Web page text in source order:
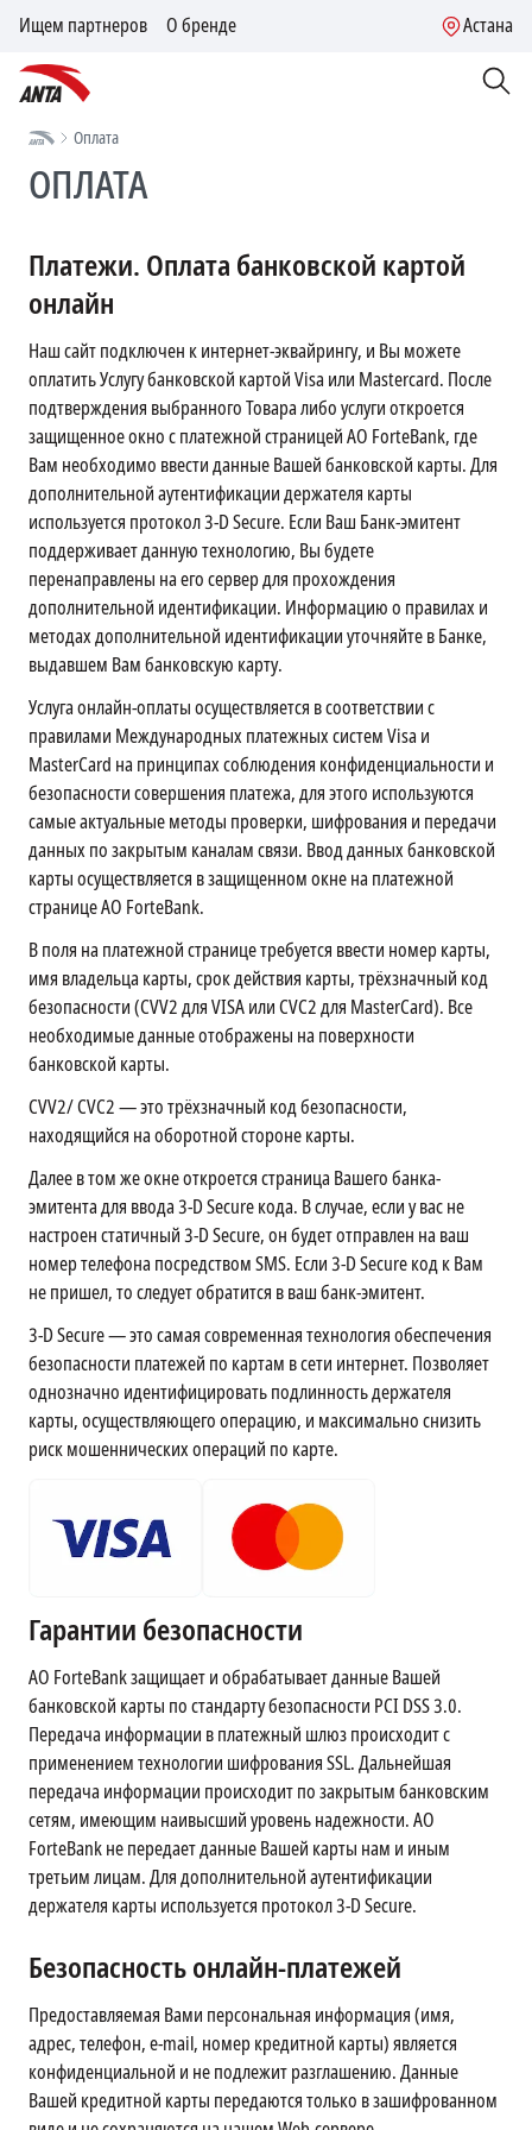
Ищем партнеров О бренде Астана
Оплата
ОПЛАТА
Платежи. Оплата банковской картой
онлайн
Наш сайт подключен к интернет-эквайрингу, и Вы можете
оплатить Услугу банковской картой Visa или Mastercard. После
подтверждения выбранного Товара либо услуги откроется
защищенное окно с платежной страницей АО ForteBank, где
Вам необходимо ввести данные Вашей банковской карты. Для
дополнительной аутентификации держателя карты
используется протокол 3-D Secure. Если Ваш Банк-эмитент
поддерживает данную технологию, Вы будете
перенаправлены на его сервер для прохождения
дополнительной идентификации. Информацию о правилах и
методах дополнительной идентификации уточняйте в Банке,
выдавшем Вам банковскую карту.
Услуга онлайн-оплаты осуществляется в соответствии с
правилами Международных платежных систем Visa и
MasterCard на принципах соблюдения конфиденциальности и
безопасности совершения платежа, для этого используются
самые актуальные методы проверки, шифрования и передачи
данных по закрытым каналам связи. Ввод данных банковской
карты осуществляется в защищенном окне на платежной
странице АО ForteBank.
В поля на платежной странице требуется ввести номер карты,
имя владельца карты, срок действия карты, трёхзначный код
безопасности (CVV2 для VISA или CVC2 для MasterCard). Все
необходимые данные отображены на поверхности
банковской карты.
CVV2/ CVC2 — это трёхзначный код безопасности,
находящийся на оборотной стороне карты.
Далее в том же окне откроется страница Вашего банка-
эмитента для ввода 3-D Secure кода. В случае, если у вас не
настроен статичный 3-D Secure, он будет отправлен на ваш
номер телефона посредством SMS. Если 3-D Secure код к Вам
не пришел, то следует обратится в ваш банк-эмитент.
3-D Secure — это самая современная технология обеспечения
безопасности платежей по картам в сети интернет. Позволяет
однозначно идентифицировать подлинность держателя
карты, осуществляющего операцию, и максимально снизить
риск мошеннических операций по карте.
Гарантии безопасности
АО ForteBank защищает и обрабатывает данные Вашей
банковской карты по стандарту безопасности PCI DSS 3.0.
Передача информации в платежный шлюз происходит с
применением технологии шифрования SSL. Дальнейшая
передача информации происходит по закрытым банковским
сетям, имеющим наивысший уровень надежности. АО
ForteBank не передает данные Вашей карты нам и иным
третьим лицам. Для дополнительной аутентификации
держателя карты используется протокол 3-D Secure.
Безопасность онлайн-платежей
Предоставляемая Вами персональная информация (имя,
адрес, телефон, e-mail, номер кредитной карты) является
конфиденциальной и не подлежит разглашению. Данные
Вашей кредитной карты передаются только в зашифрованном